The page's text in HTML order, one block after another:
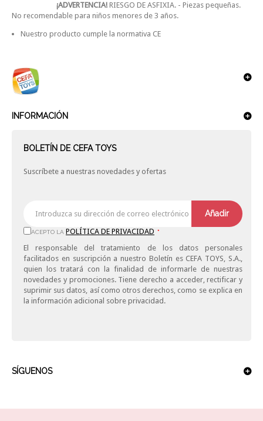
¡ADVERTENCIA! RIESGO DE ASFIXIA. - Piezas pequeñas.
No recomendable para niños menores de 3 años.
Nuestro producto cumple la normativa CE
INFORMACIÓN
BOLETÍN DE CEFA TOYS
Suscríbete a nuestras novedades y ofertas
Añadir
ACEPTO LA POLÍTICA DE PRIVACIDAD *
El responsable del tratamiento de los datos personales
facilitados en suscripción a nuestro Boletín es CEFA TOYS, S.A.,
quien los tratará con la finalidad de informarle de nuestras
novedades y promociones. Tiene derecho a acceder, rectificar y
suprimir sus datos, así como otros derechos, como se explica en
la información adicional sobre privacidad.
SÍGUENOS